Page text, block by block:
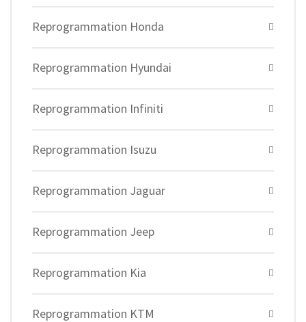
Reprogrammation Honda
Reprogrammation Hyundai
Reprogrammation Infiniti
Reprogrammation Isuzu
Reprogrammation Jaguar
Reprogrammation Jeep
Reprogrammation Kia
Reprogrammation KTM